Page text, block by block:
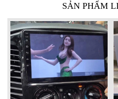
SẢN PHẨM